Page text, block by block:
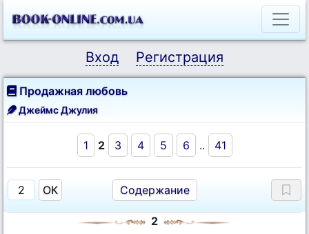
Вход Регистрация
Продажная любовь
Джеймс Джулия
1 2 3 4 5 6 .. 41
Содержание
2